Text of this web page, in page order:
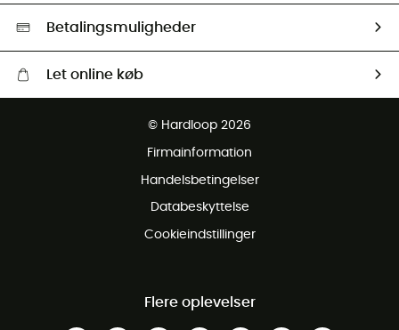
HardGreen Udvalg
Betalingsmuligheder
Let online køb
© Hardloop 2026
Firmainformation
Handelsbetingelser
Databeskyttelse
Cookieindstillinger
Flere oplevelser